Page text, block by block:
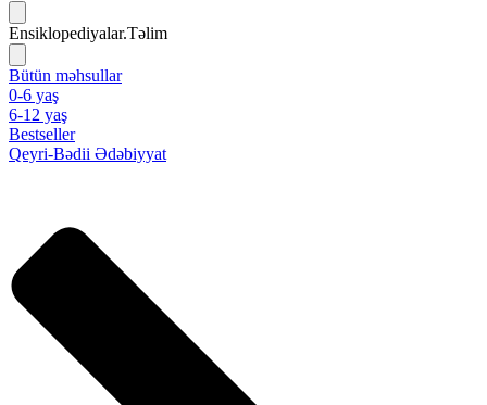
Ensiklopediyalar.Təlim
Bütün məhsullar
0-6 yaş
6-12 yaş
Bestseller
Qeyri-Bədii Ədəbiyyat